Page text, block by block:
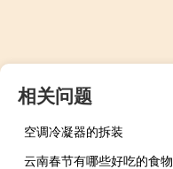
相关问题
空调冷凝器的拆装
云南春节有哪些好吃的食物